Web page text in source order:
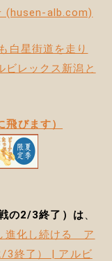
(husen-alb.com)
白星街道を走り
レックス新潟と
びます）
の2/3終了）は
進化し続ける ア
3終了） | アルビ